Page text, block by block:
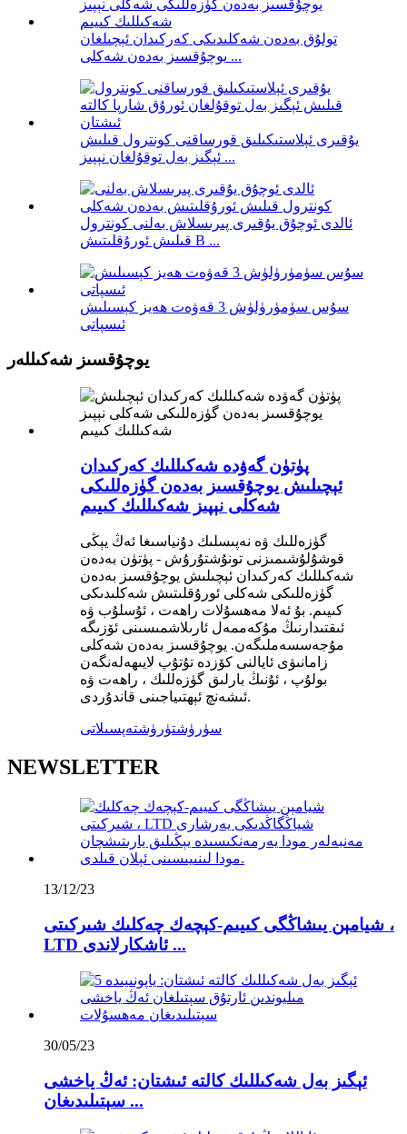
تولۇق بەدەن شەكلىدىكى كەركىدان ئېچىلغان
يوچۇقسىز بەدەن شەكلى ...
يۇقىرى ئېلاستىكىلىق قورساقنى كونترول قىلىش
ئېگىز بەل توقۇلغان نېپىز ...
ئالدى ئوچۇق يۇقىرى پىرىسلاش بەلنى كونترول
قىلىش ئورۇقلىتىش B ...
سۇس سۈمۈرۈلۈش 3 قەۋەت ھەيز كېسىلىش
ئىسپاتى
يوچۇقسىز شەكىللەر
پۈتۈن گەۋدە شەكىللىك كەركىدان
ئېچىلىش يوچۇقسىز بەدەن گۈزەللىكى
شەكلى نېپىز شەكىللىك كىيىم
گۈزەللىك ۋە نەپىسلىك دۇنياسىغا ئەڭ يېڭى
قوشۇلۇشىمىزنى تونۇشتۇرۇش - پۈتۈن بەدەن
شەكىللىك كەركىدان ئېچىلىش يوچۇقسىز بەدەن
گۈزەللىكى شەكلى ئورۇقلىتىش شەكلىدىكى
كىيىم. بۇ ئەلا مەھسۇلات راھەت ، ئۇسلۇب ۋە
ئىقتىدارنىڭ مۇكەممەل ئارىلاشمىسىنى ئۆزىگە
مۇجەسسەملىگەن. يوچۇقسىز بەدەن شەكلى
زامانىۋى ئايالنى كۆزدە تۇتۇپ لايىھەلەنگەن
بولۇپ ، ئۇنىڭ بارلىق گۈزەللىك ، راھەت ۋە
ئىشەنچ ئېھتىياجىنى قاندۇردى.
سۈرۈشتۈرۈشتەپسىلاتى
NEWSLETTER
13/12/23
شيامېن يىشاڭگى كىيىم-كېچەك چەكلىك شىركىتى ،
LTD ئاشكارلاندى ...
30/05/23
ئېگىز بەل شەكىللىك كالتە ئىشتان: ئەڭ ياخشى
سېتىلىدىغان ...